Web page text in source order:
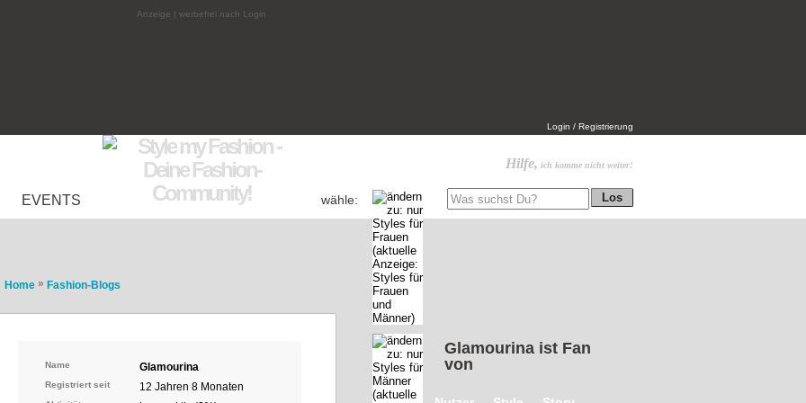
Anzeige | werbefrei nach Login
Login / Registrierung
Hilfe, ich komme nicht weiter!
EVENTS wähle:
Home » Fashion-Blogs
Name Glamourina
Registriert seit 12 Jahren 8 Monaten
Glamourina ist Fan
von